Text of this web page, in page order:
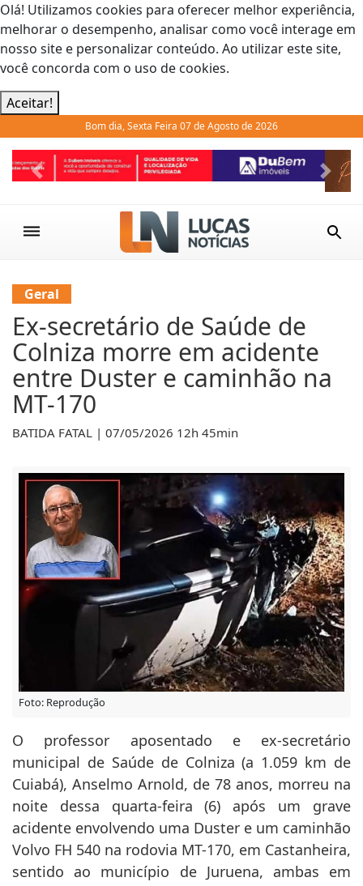
Olá! Utilizamos cookies para oferecer melhor experiência,
melhorar o desempenho, analisar como você interage em
nosso site e personalizar conteúdo. Ao utilizar este site,
você concorda com o uso de cookies.
Aceitar!
Bom dia, Sexta Feira 07 de Agosto de 2026
Previous Next
Geral
Ex-secretário de Saúde de
Colniza morre em acidente
entre Duster e caminhão na
MT-170
BATIDA FATAL | 07/05/2026 12h 45min
Foto: Reprodução
O professor aposentado e ex-secretário
municipal de Saúde de Colniza (a 1.059 km de
Cuiabá), Anselmo Arnold, de 78 anos, morreu na
noite dessa quarta-feira (6) após um grave
acidente envolvendo uma Duster e um caminhão
Volvo FH 540 na rodovia MT-170, em Castanheira,
sentido ao município de Juruena, ambas em